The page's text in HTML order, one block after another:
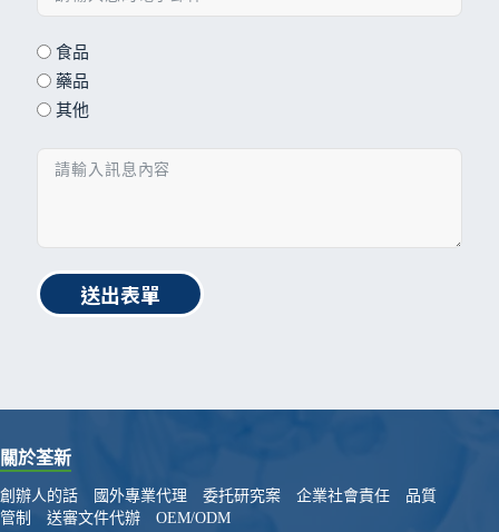
食品
藥品
其他
送出表單
關於荃新
創辦人的話 國外專業代理 委托研究案 企業社會責任
品質
管制
送審文件代辦 OEM/ODM